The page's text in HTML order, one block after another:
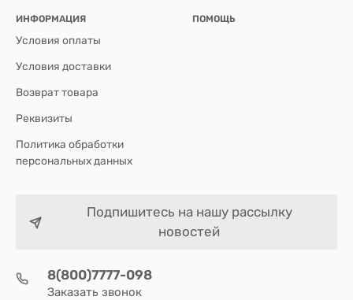
ИНФОРМАЦИЯ
Условия оплаты
Условия доставки
Возврат товара
Реквизиты
Политика обработки
персональных данных
ПОМОЩЬ
Подпишитесь на нашу рассылку
новостей
8(800)7777-098
Заказать звонок